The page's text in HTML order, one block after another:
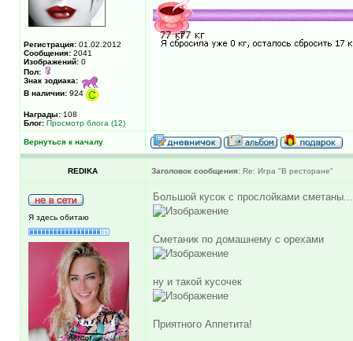
Регистрация: 01.02.2012
Сообщения: 2041
Изображений: 0
Пол:
Знак зодиака:
В наличии: 924
Награды: 108
Блог: Просмотр блога (12)
Вернуться к началу
REDIKA Заголовок сообщения: Re: Игра "В ресторане"
Я здесь обитаю
Большой кусок с прослойками
Сметаник по домашнему с орехами
ну и такой кусочек
Приятного Аппетита!